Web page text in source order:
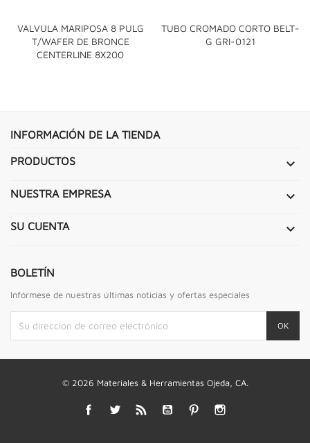
VALVULA MARIPOSA 8 PULG
T/WAFER DE BRONCE
CENTERLINE 8X200
TUBO CROMADO CORTO BELT-
G GRI-0121
INFORMACIÓN DE LA TIENDA
PRODUCTOS 
NUESTRA EMPRESA 
SU CUENTA 
BOLETÍN
Infórmese de nuestras últimas noticias y ofertas especiales
© 2026 Materiales & Herramientas Ojeda, CA.
Facebook Twitter YouTube Pinterest